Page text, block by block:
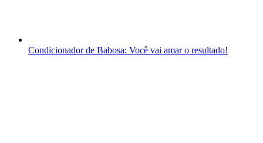
Condicionador de Babosa: Você vai amar o resultado!